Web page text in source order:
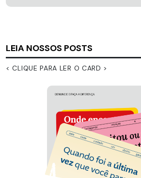
LEIA NOSSOS POSTS
< CLIQUE PARA LER O CARD >